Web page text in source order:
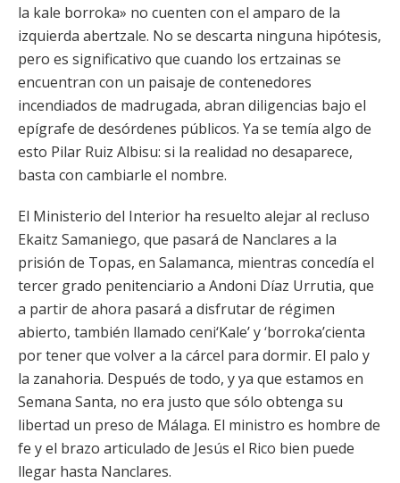
la kale borroka» no cuenten con el amparo de la
izquierda abertzale. No se descarta ninguna hipótesis,
pero es significativo que cuando los ertzainas se
encuentran con un paisaje de contenedores
incendiados de madrugada, abran diligencias bajo el
epígrafe de desórdenes públicos. Ya se temía algo de
esto Pilar Ruiz Albisu: si la realidad no desaparece,
basta con cambiarle el nombre.
El Ministerio del Interior ha resuelto alejar al recluso
Ekaitz Samaniego, que pasará de Nanclares a la
prisión de Topas, en Salamanca, mientras concedía el
tercer grado penitenciario a Andoni Díaz Urrutia, que
a partir de ahora pasará a disfrutar de régimen
abierto, también llamado ceni‘Kale’ y ‘borroka’cienta
por tener que volver a la cárcel para dormir. El palo y
la zanahoria. Después de todo, y ya que estamos en
Semana Santa, no era justo que sólo obtenga su
libertad un preso de Málaga. El ministro es hombre de
fe y el brazo articulado de Jesús el Rico bien puede
llegar hasta Nanclares.